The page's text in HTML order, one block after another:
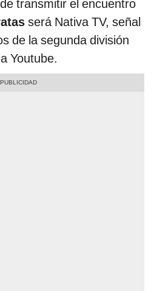
transmitir el encuentro
será Nativa TV, señal
de la segunda división
Youtube.